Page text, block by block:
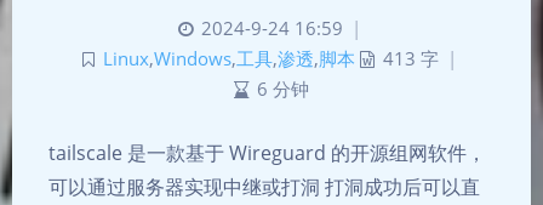
2024-9-24 16:59 |
Linux,Windows,工具,渗透,脚本 413 字 |
6 分钟
tailscale 是一款基于 Wireguard 的开源组网软件，
可以通过服务器实现中继或打洞 打洞成功后可以直